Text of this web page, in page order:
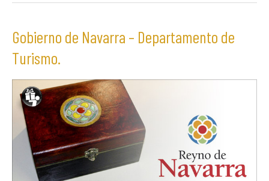
Gobierno de Navarra – Departamento de
Turismo.
Gobierno
Navarra
–
Departamento
Turismo.